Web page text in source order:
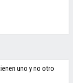
uno y no otro